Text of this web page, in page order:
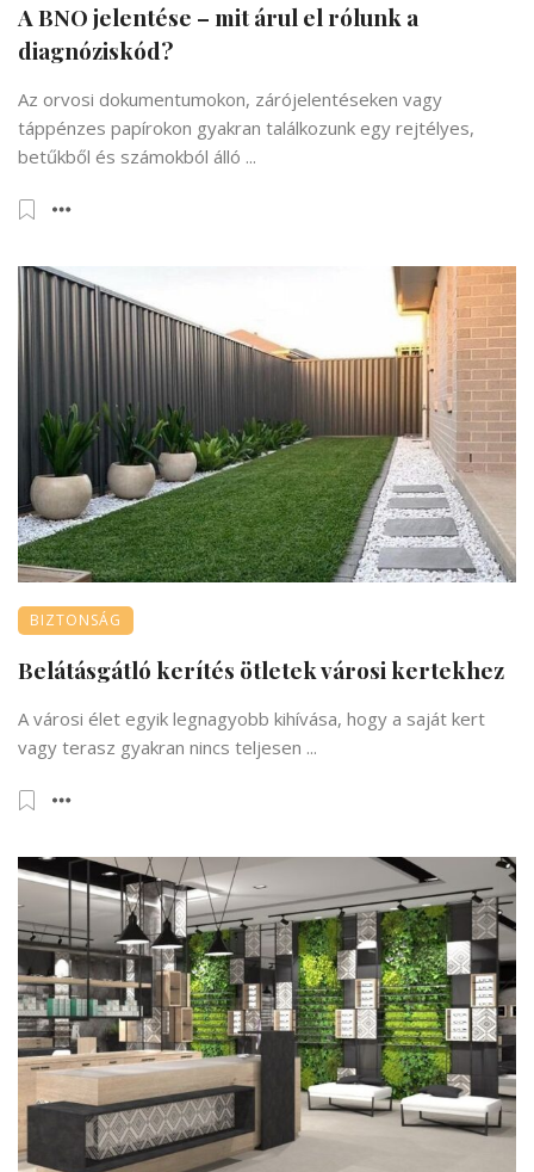
A BNO jelentése – mit árul el rólunk a
diagnóziskód?
Az orvosi dokumentumokon, zárójelentéseken vagy
táppénzes papírokon gyakran találkozunk egy rejtélyes,
betűkből és számokból álló ...
BIZTONSÁG
Belátásgátló kerítés ötletek városi kertekhez
A városi élet egyik legnagyobb kihívása, hogy a saját kert
vagy terasz gyakran nincs teljesen ...